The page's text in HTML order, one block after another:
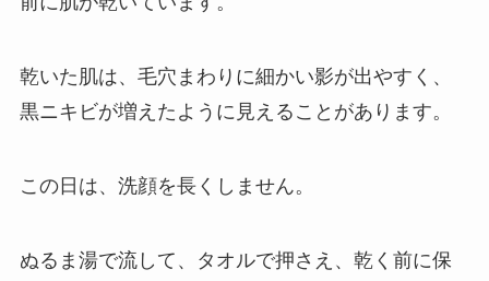
乾いた肌は、毛穴まわりに細かい影が出やすく、
黒ニキビが増えたように見えることがあります。
この日は、洗顔を長くしません。
ぬるま湯で流して、タオルで押さえ、乾く前に保